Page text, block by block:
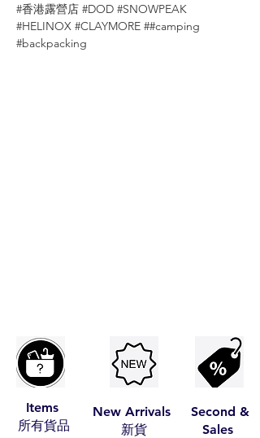
#香港露營店 #DOD #SNOWPEAK
#HELINOX #CLAYMORE ##camping
#backpacking
Items
​所有貨品
New Arrivals
​新貨
Second &
Sales